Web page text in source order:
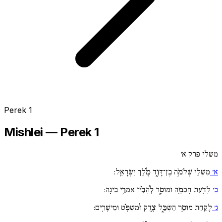
Perek 1
Mishlei — Perek 1
משלי פרק א׳
א׳ מִשְׁלֵי שְׁלֹמֹ֣ה בֶן־דָּוִ֑ד מֶ֜֗לֶךְ יִשְׂרָאֵֽל:
ב׳ לָדַ֣עַת חָכְמָ֣ה וּמוּסָ֑ר לְ֜הָבִ֗ין אִמְרֵ֥י בִינָֽה:
ג׳ לָקַחַת מוּסַ֣ר הַשְׂכֵּ֑ל צֶ֥דֶק וּ֜מִשְׁפָּ֗ט וּמֵישָׁרִֽים: